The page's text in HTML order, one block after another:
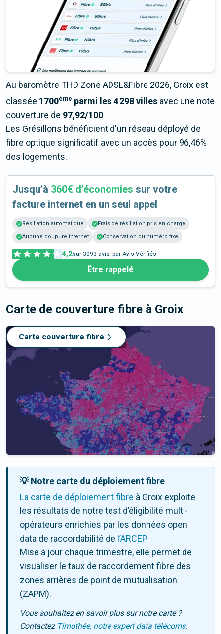
Au baromètre THD Zone ADSL&Fibre 2026, Groix est
classée 1700ème parmi les 4 298 villes avec une note
couverture de 97,92/100
Les Grésillons bénéficient d'un réseau déployé de
fibre optique significatif avec un accès pour 96,46%
des logements.
Jusqu’à 360€ d’économies sur votre
facture internet en un seul appel
Résiliation automatique
Frais de résiliation pris en charge
Aucune coupure internet
Conservation du numéro fixe
4,2sur 3093 avis, par Avis Vérifiés
Être rappelé
Carte de couverture fibre à Groix
Carte couverture fibre
💡 Notre carte du déploiement fibre
La carte de déploiement fibre à Groix exploite
les résultats de notre test d’éligibilité multi-
opérateurs enrichies par les données open
data de raccordabilité de l’ARCEP.
Mise à jour chaque trimestre, elle permet de
visualiser le taux de raccordement fibre des
zones arrières de point de mutualisation
(ZAPM).
Vous souhaitez en savoir plus sur notre carte ?
Contactez Timothée, notre expert data télécoms.